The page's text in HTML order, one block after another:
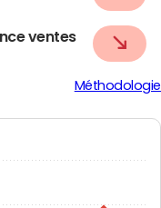
ventes
Méthodologie